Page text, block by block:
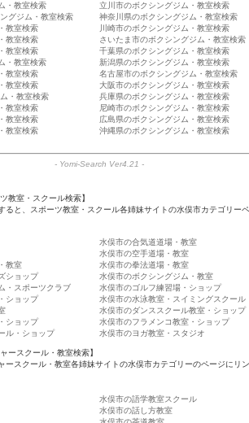
・教室検索
立川市のボクシングジム・教室検索
グジム・教室検索
神奈川県のボクシングジム・教室検索
教室検索
川崎市のボクシングジム・教室検索
教室検索
さいたま市のボクシングジム・教室検索
教室検索
千葉県のボクシングジム・教室検索
・教室検索
新潟県のボクシングジム・教室検索
教室検索
名古屋市のボクシングジム・教室検索
教室検索
大阪市のボクシングジム・教室検索
・教室検索
兵庫県のボクシングジム・教室検索
教室検索
尼崎市のボクシングジム・教室検索
教室検索
広島県のボクシングジム・教室検索
教室検索
沖縄県のボクシングジム・教室検索
- Yomi-Search Ver4.21 -
教室・スクール検索】
ると、スポーツ教室・スクール各姉妹サイトの水俣市カテゴリー
水俣市の合気道道場・教室
水俣市の空手道場・教室
教室
水俣市の拳法道場・教室
ショップ
水俣市のボクシングジム・教室
・スポーツクラブ
水俣市のゴルフ練習場・ショップ
ショップ
水俣市の水泳教室・スイミングスクール
水俣市のダンススクール教室・ショップ
ショップ
水俣市のフラメンコ教室・ショップ
ル・ショップ
水俣市のヨガ教室・スタジオ
ースクール・教室検索】
ースクール・教室各姉妹サイトの水俣市カテゴリーのページにリ
水俣市の語学教室スクール
水俣市の話し方教室